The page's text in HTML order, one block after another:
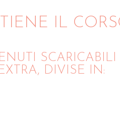
IL
DIVISE IN: